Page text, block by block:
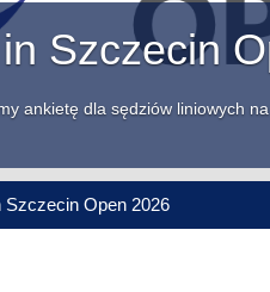
Szczecin
ankietę dla sędziów liniowych
Open 2026